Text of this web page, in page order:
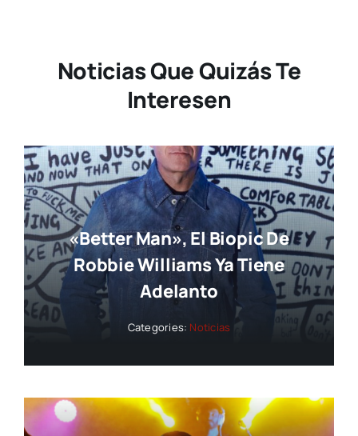
Noticias Que Quizás Te
Interesen
«Better Man», El Biopic De
Robbie Williams Ya Tiene
Adelanto
Categories: Noticias